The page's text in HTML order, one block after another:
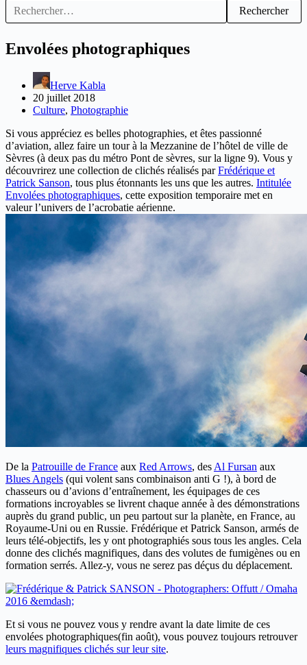
Rechercher
Envolées photographiques
Herve Kabla
20 juillet 2018
Culture, Photographie
Si vous appréciez es belles photographies, et êtes passionné
d’aviation, allez faire un tour à la Mezzanine de l’hôtel de ville de
Sèvres (à deux pas du métro Pont de sèvres, sur la ligne 9). Vous y
découvrirez une collection de clichés réalisés parFrédérique et
Patrick Sanson, tous plus étonnants les uns que les autres. Intitulée
Envolées photographiques, cette exposition temporaire met en
valeur l’univers de l’acrobatie aérienne.
De la Patrouille de France aux Red Arrows, des Al Fursan aux
Blues Angels (qui volent sans combinaison anti G !), à bord de
chasseurs ou d’avions d’entraînement, les équipages de ces
formations incroyables se livrent chaque année à des démonstrations
auprès du grand public, un peu partout sur la planète, en France, au
Royaume-Uni ou en Russie. Frédérique et Patrick Sanson, armés de
leurs télé-objectifs, les y ont photographiés sous tous les angles. Cela
donne des clichés magnifiques, dans des volutes de fumigènes ou en
formation serrés. Allez-y, vous ne serez pas déçus du déplacement.
Et si vous ne pouvez vous y rendre avant la date limite de ces
envolées photographiques(fin août), vous pouvez toujours retrouver
leurs magnifiques clichés sur leur site.